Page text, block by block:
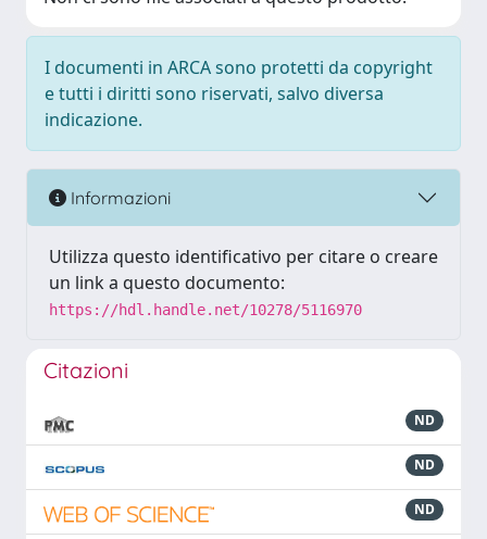
I documenti in ARCA sono protetti da copyright
e tutti i diritti sono riservati, salvo diversa
indicazione.
Informazioni
Utilizza questo identificativo per citare o creare
un link a questo documento:
https://hdl.handle.net/10278/5116970
Citazioni
ND
ND
ND